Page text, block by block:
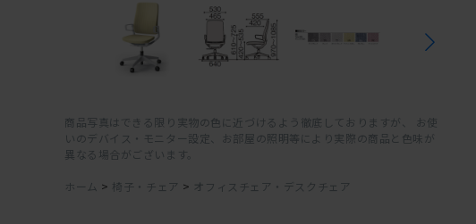
商品写真はできる限り実物の色に近づけるよう徹底しておりますが、 お使
いのデバイス・モニター設定、お部屋の照明等により実際の商品と色味が
異なる場合がございます。
ホーム > 椅子・チェア > オフィスチェア・デスクチェア